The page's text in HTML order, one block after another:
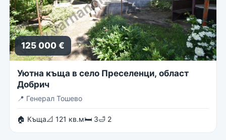
125 000 €
Уютна къща в село Преселенци, област
Добрич
📍 Генерал Тошево
🏠 Къща📐 121 кв.м🛏 3🛁 2